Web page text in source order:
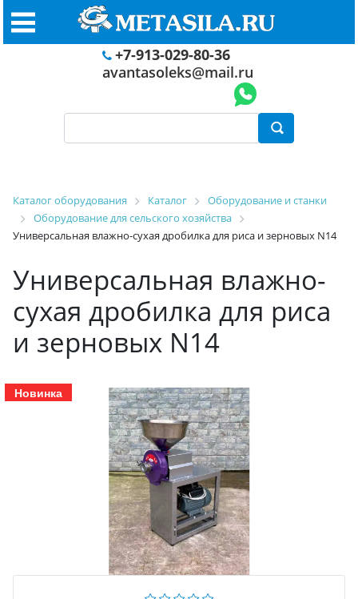
+7-913-029-80-36
avantasoleks@mail.ru
Каталог оборудования Каталог
Оборудование и станки
Оборудование для сельского хозяйства
Универсальная влажно-сухая дробилка для риса и зерновых N14
Универсальная влажно-
сухая дробилка для риса
и зерновых N14
Новинка